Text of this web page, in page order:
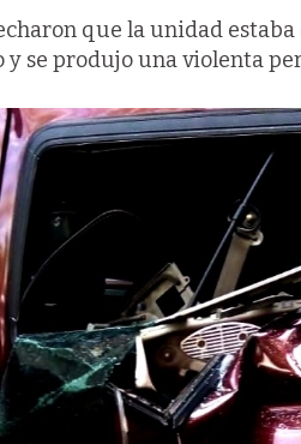
que la unidad
se produjo una violenta